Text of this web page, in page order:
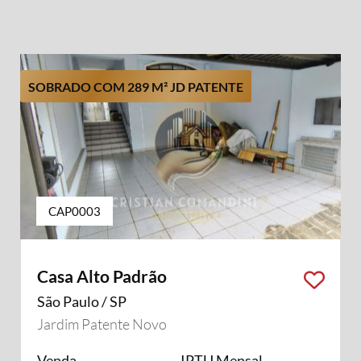
SOBRADO COM 289 M² JD PATENTE
CAP0003
Casa Alto Padrão
São Paulo / SP
Jardim Patente Novo